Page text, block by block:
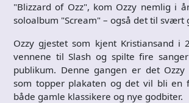
"Blizzard of Ozz", kom Ozzy nemlig i
soloalbum "Scream" – også det til svært
Ozzy gjestet som kjent Kristiansand i
vennene til Slash og spilte fire
publikum. Denne gangen er det
som topper plakaten og det vil bli en
både gamle klassikere og nye godbiter.